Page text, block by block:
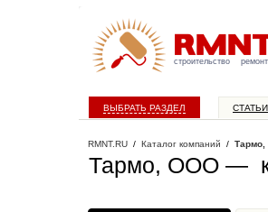
строительство ремонт
ВЫБРАТЬ РАЗДЕЛ СТАТЬИ
RMNT.RU / Каталог компаний /
Тармо, ООО —